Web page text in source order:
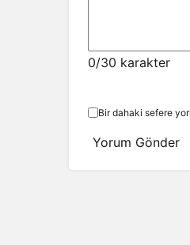
0/30 karakter
Bir dahaki sefere
Yorum Gönder